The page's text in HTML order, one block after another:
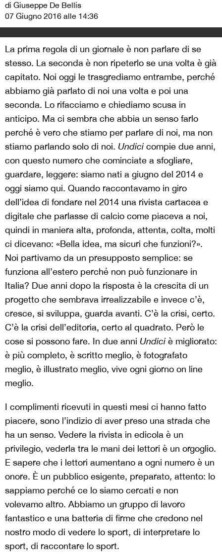
di Giuseppe De Bellis
07 Giugno 2016 alle 14:36
La prima regola di un giornale è non parlare di se
stesso. La seconda è non ripeterlo se una volta è già
capitato. Noi oggi le trasgrediamo entrambe, perché
abbiamo già parlato di noi una volta e poi una
seconda. Lo rifacciamo e chiediamo scusa in
anticipo. Ma ci sembra che abbia un senso farlo
perché è vero che stiamo per parlare di noi, ma non
stiamo parlando solo di noi. Undici compie due anni,
con questo numero che cominciate a sfogliare,
guardare, leggere: siamo nati a giugno del 2014 e
oggi siamo qui. Quando raccontavamo in giro
dell’idea di fondare nel 2014 una rivista cartacea e
digitale che parlasse di calcio come piaceva a noi,
quindi in maniera alta, profonda, attenta, colta, molti
ci dicevano: «Bella idea, ma sicuri che funzioni?».
Noi partivamo da un presupposto semplice: se
funziona all’estero perché non può funzionare in
Italia? Due anni dopo la risposta è la crescita di un
progetto che sembrava irrealizzabile e invece c’è,
cresce, si sviluppa, guarda avanti. C’è la crisi, certo.
C’è la crisi dell’editoria, certo al quadrato. Però le
cose si possono fare. In due anni Undici è migliorato:
è più completo, è scritto meglio, è fotografato
meglio, è illustrato meglio, vive ogni giorno on line
meglio.
I complimenti ricevuti in questi mesi ci hanno fatto
piacere, sono l’indizio di aver preso una strada che
ha un senso. Vedere la rivista in edicola è un
privilegio, vederla tra le mani dei lettori è un orgoglio.
E sapere che i lettori aumentano a ogni numero è un
onore. È un pubblico esigente, preparato, attento: lo
sappiamo perché ce lo siamo cercati e non
volevamo altro. Abbiamo un gruppo di lavoro
fantastico e una batteria di firme che credono nel
nostro modo di vedere lo sport, di interpretare lo
sport, di raccontare lo sport.